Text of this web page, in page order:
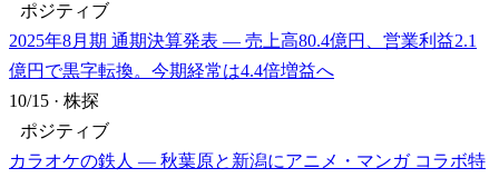
ポジティブ
2025年8月期 通期決算発表 — 売上高80.4億円、営業利益2.1
億円で黒字転換。今期経常は4.4倍増益へ
10/15 · 株探
ポジティブ
カラオケの鉄人 — 秋葉原と新潟にアニメ・マンガ コラボ特